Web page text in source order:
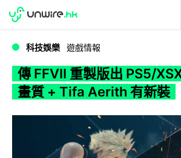
WWDC 2026
科技娛樂 遊戲情報
傳 FFVII 重製版出 PS5/
畫質 + Tifa Aerith 有新裝